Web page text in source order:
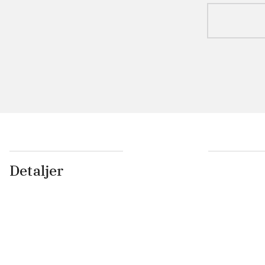
Detaljer